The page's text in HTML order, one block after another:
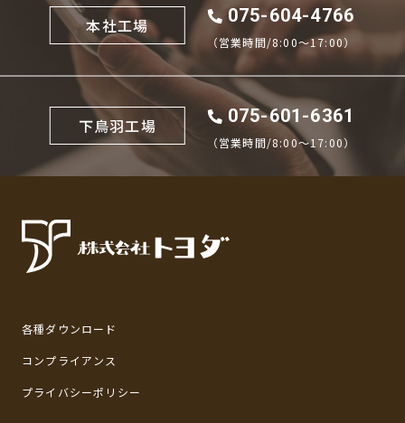
本社工場 075-604-4766
（営業時間/8:00〜17:00）
下鳥羽工場 075-601-6361
（営業時間/8:00〜17:00）
各種ダウンロード
コンプライアンス
プライバシーポリシー